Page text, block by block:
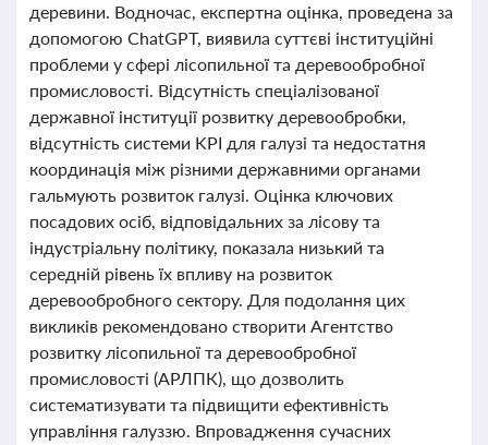
деревини. Водночас, експертна оцінка, проведена за
допомогою ChatGPT, виявила суттєві інституційні
проблеми у сфері лісопильної та деревообробної
промисловості. Відсутність спеціалізованої
державної інституції розвитку деревообробки,
відсутність системи KPI для галузі та недостатня
координація між різними державними органами
гальмують розвиток галузі. Оцінка ключових
посадових осіб, відповідальних за лісову та
індустріальну політику, показала низький та
середній рівень їх впливу на розвиток
деревообробного сектору. Для подолання цих
викликів рекомендовано створити Агентство
розвитку лісопильної та деревообробної
промисловості (АРЛПК), що дозволить
систематизувати та підвищити ефективність
управління галуззю. Впровадження сучасних